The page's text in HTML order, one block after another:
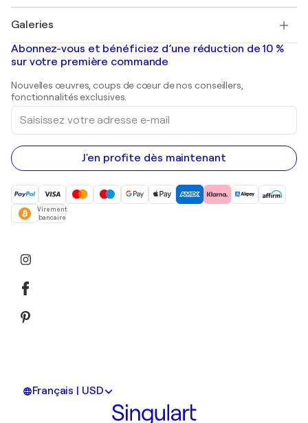
Banksy
Mr. Brainwash
Shepard Fairey
Tableaux abstraits à vendre
Peintures de paysage
Estampes
Peintures acryliques
Galeries
Galeries d'art en France
Galeries d'art en Belgique
Abonnez-vous et bénéficiez d’une réduction de 10 %
sur votre première commande
Nouvelles œuvres, coups de cœur de nos conseillers,
fonctionnalités exclusives.
Saisissez
votre
adresse
e-
mail
J'en profite dès maintenant
Virement
bancaire
Français | USD